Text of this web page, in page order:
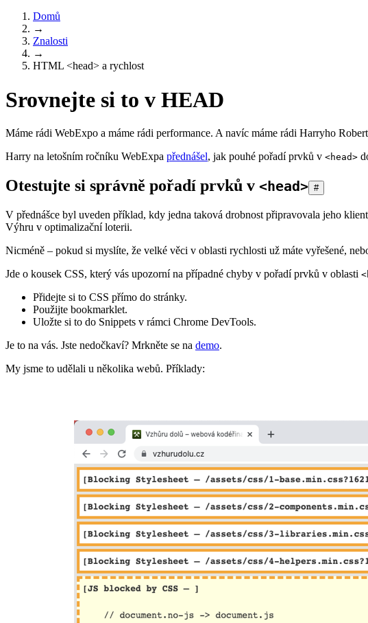
Domů
→
Znalosti
→
HTML <head> a rychlost
Srovnejte si to v HEAD
Máme rádi WebExpo a máme rádi performance. A navíc máme rádi Harryho
Harry na letošním ročníku WebExpa přednášel, jak pouhé pořadí prvků v <head>
Otestujte si správně pořadí prvků v <head> #
V přednášce byl uveden příklad, kdy jedna taková drobnost připravovala jeho
Výhru v optimalizační loterii.
Nicméně – pokud si myslíte, že velké věci v oblasti rychlosti už máte vyřešené,
Jde o kousek CSS, který vás upozorní na případné chyby v pořadí prvků v oblasti
Přidejte si to CSS přímo do stránky.
Použijte bookmarklet.
Uložte si to do Snippets v rámci Chrome DevTools.
Je to na vás. Jste nedočkaví? Mrkněte se na demo.
My jsme to udělali u několika webů. Příklady: